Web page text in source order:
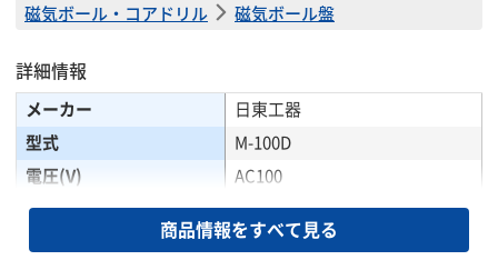
磁気ボール・コアドリル
磁気ボール盤
詳細情報
メーカー
日東工器
型式
M-100D
電圧(V)
AC100
周波数(Hz)
50/60
425
商品情報をすべて見る